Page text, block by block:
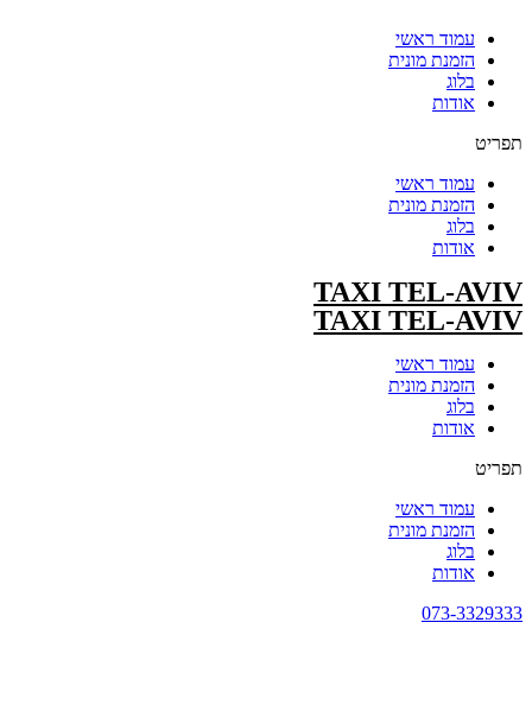
עמוד ראשי
הזמנת מונית
בלוג
אודות
תפריט
עמוד ראשי
הזמנת מונית
בלוג
אודות
TAXI TEL-AVIV
TAXI TEL-AVIV
עמוד ראשי
הזמנת מונית
בלוג
אודות
תפריט
עמוד ראשי
הזמנת מונית
בלוג
אודות
073-3329333